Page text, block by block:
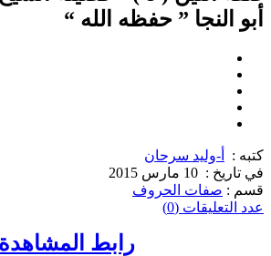
أبو النجا ” حفظه الله “
كتبه :
أ-وليد سرحان
في تاريخ : 10 مارس 2015
قسم : صفات الحروف
عدد التعليقات (0)
رابط المشاهدة